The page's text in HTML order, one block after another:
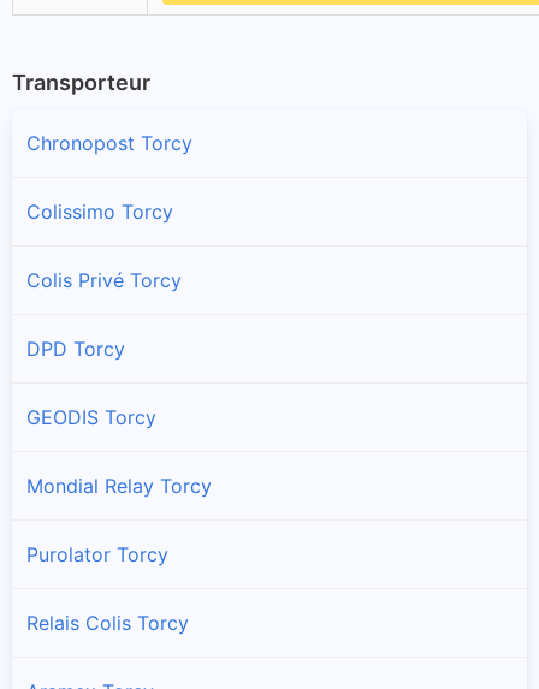
Transporteur
Chronopost Torcy
Colissimo Torcy
Colis Privé Torcy
DPD Torcy
GEODIS Torcy
Mondial Relay Torcy
Purolator Torcy
Relais Colis Torcy